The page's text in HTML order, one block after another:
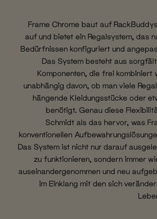
Frame Chrome baut auf
auf und bietet ein Regalsystem, das
Bedürfnissen konfiguriert und
Das System besteht aus
Komponenten, die frei kombiniert
unabhängig davon, ob man viele
hängende Kleidungsstücke oder
benötigt. Genau diese
Schmidt als das hervor, was
konventionellen
Das System ist nicht nur darauf
zu funktionieren, sondern immer
auseinandergenommen und neu
im Einklang mit den sich